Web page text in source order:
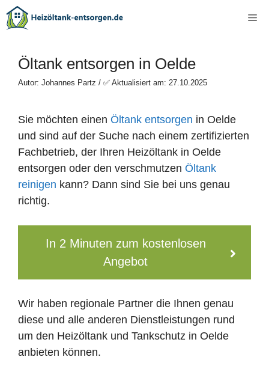
Zum
Inhalt
Öltank entsorgen in Oelde
Autor: Johannes Partz / ✅ Aktualisiert am: 27.10.2025
Sie möchten einen Öltank entsorgen in Oelde
und sind auf der Suche nach einem zertifizierten
Fachbetrieb, der Ihren Heizöltank in Oelde
entsorgen oder den verschmutzen Öltank
reinigen kann? Dann sind Sie bei uns genau
richtig.
In 2 Minuten zum kostenlosen
Angebot
Wir haben regionale Partner die Ihnen genau
diese und alle anderen Dienstleistungen rund
um den Heizöltank und Tankschutz in Oelde
anbieten können.